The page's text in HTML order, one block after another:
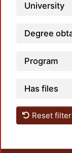
University
Degree
Program
Has files
Reset